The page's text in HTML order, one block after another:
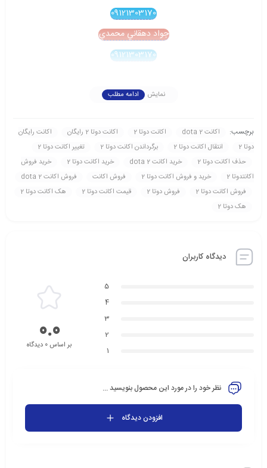
09121303170
جواد دهقاني محمدي
09121303170
نمایش ادامه مطلب
برچسب: اکانت dota 2 اکانت دوتا 2 اکانت دوتا 2 رایگان
اکانت رایگان
دوتا 2
انتقال اکانت دوتا 2 برگرداندن اکانت دوتا 2
تغییر اکانت دوتا 2
حذف اکانت دوتا 2
خرید اکانت dota 2 خرید اکانت دوتا 2
خرید فروش
اکانتدوتا 2
خرید و فروش اکانت دوتا 2 فروش اکانت
فروش اکانت dota 2
فروش اکانت دوتا 2
فروش دوتا 2 قیمت اکانت دوتا 2
هک اکانت دوتا 2
هک دوتا 2
دیدگاه کاربران
5
4
3
2
1
0.0بر اساس 0 دیدگاه
نظر خود را در مورد این محصول بنویسید ...
افزودن دیدگاه